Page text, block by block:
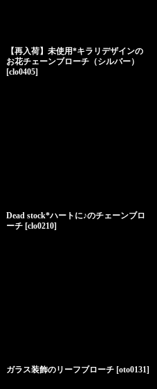
【再入荷】未使用*キラリデザインの
お花チェーンブローチ（シルバー）
[clo0405]
Dead stock*ハートに♪のチェーンブロ
ーチ [clo0210]
ガラス装飾のリーフブローチ [oto0131]